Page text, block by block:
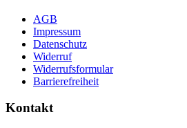
AGB
Impressum
Datenschutz
Widerruf
Widerrufsformular
Barrierefreiheit
Kontakt